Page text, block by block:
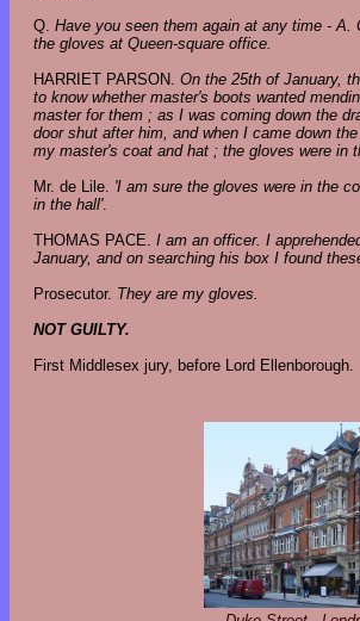
Q. Have you seen them again at any time -
the gloves at Queen-square office.
HARRIET PARSON. On the 25th of January,
to know whether master's boots wanted
master for them ; as I was coming down the
door shut after him, and when I came down
my master's coat and hat ; the gloves were in
Mr. de Lile. 'I am sure the gloves were in the
in the hall'.
THOMAS PACE. I am an officer. I
January, and on searching his box I found
Prosecutor. They are my gloves.
NOT GUILTY.
First Middlesex jury, before Lord